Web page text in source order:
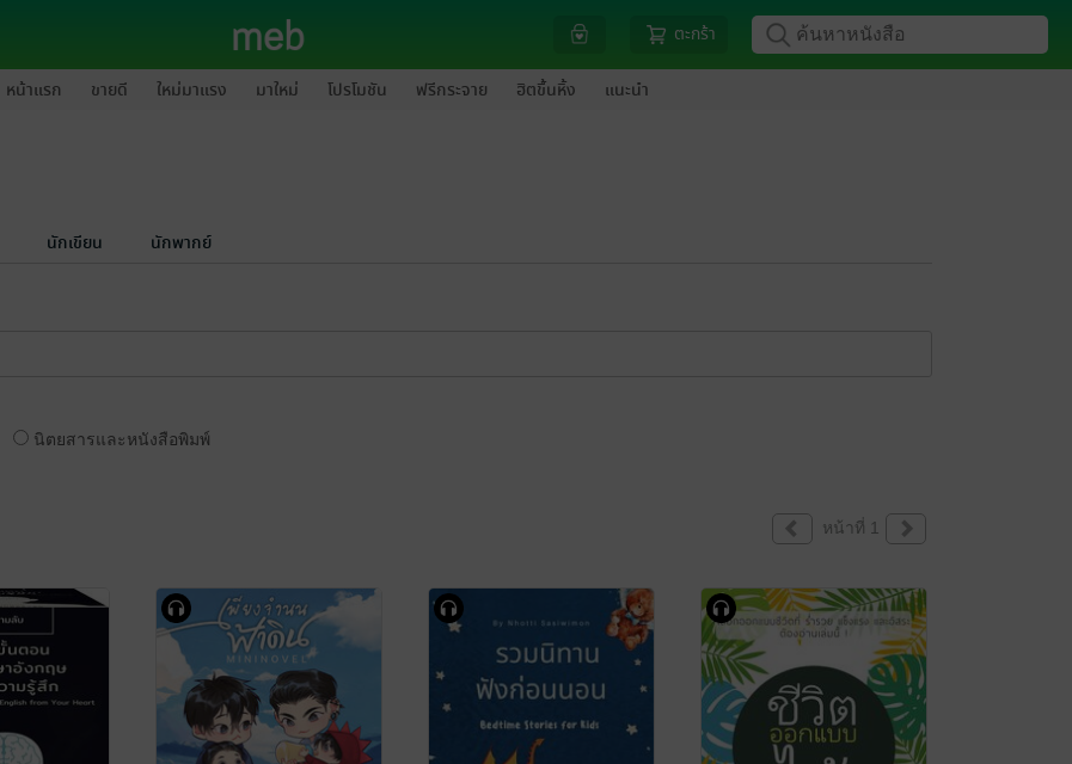
ตะกร้า
หน้าแรก ขายดี ใหม่มาแรง มาใหม่ โปรโมชัน ฟรีกระจาย ฮิตขึ้นหิ้ง แนะนำ
นักเขียน นักพากย์
นิตยสารและหนังสือพิมพ์
หน้าที่ 1